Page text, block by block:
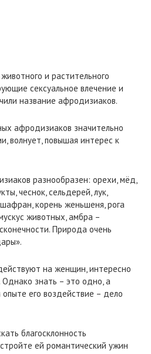
и растительного
сексуальное влечение и
название афродизиаков.
афродизиаков значительно
волнует, повышая интерес к
разнообразен: орехи, мёд,
чеснок, сельдерей, лук,
корень женьшеня, рога
животных, амбра –
Природа очень
на женщин, интересно
знать – это одно, а
его воздействие – дело
благосклонность
ей романтический ужин